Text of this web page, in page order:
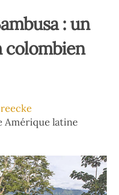
: un
colombien
Amérique latine